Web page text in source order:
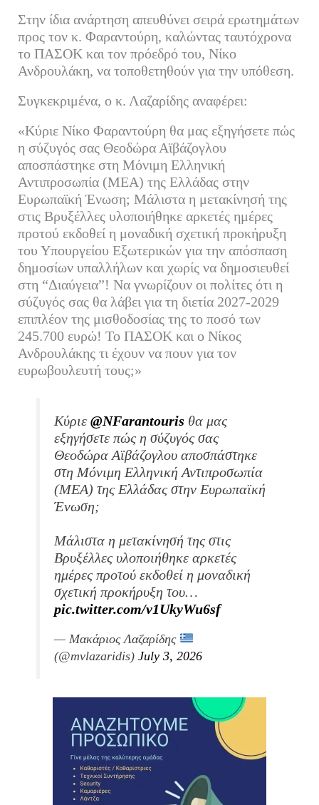
Στην ίδια ανάρτηση απευθύνει σειρά ερωτημάτων
προς τον κ. Φαραντούρη, καλώντας ταυτόχρονα
το ΠΑΣΟΚ και τον πρόεδρό του, Νίκο
Ανδρουλάκη, να τοποθετηθούν για την υπόθεση.
Συγκεκριμένα, ο κ. Λαζαρίδης αναφέρει:
«Κύριε Νίκο Φαραντούρη θα μας εξηγήσετε πώς
η σύζυγός σας Θεοδώρα Αϊβάζογλου
αποσπάστηκε στη Μόνιμη Ελληνική
Αντιπροσωπία (ΜΕΑ) της Ελλάδας στην
Ευρωπαϊκή Ένωση; Μάλιστα η μετακίνησή της
στις Βρυξέλλες υλοποιήθηκε αρκετές ημέρες
προτού εκδοθεί η μοναδική σχετική προκήρυξη
του Υπουργείου Εξωτερικών για την απόσπαση
δημοσίων υπαλλήλων και χωρίς να δημοσιευθεί
στη “Διαύγεια”! Να γνωρίζουν οι πολίτες ότι η
σύζυγός σας θα λάβει για τη διετία 2027-2029
επιπλέον της μισθοδοσίας της το ποσό των
245.700 ευρώ! Το ΠΑΣΟΚ και ο Νίκος
Ανδρουλάκης τι έχουν να πουν για τον
ευρωβουλευτή τους;»
Κύριε@NFarantouris θα μας
εξηγήσετε πώς η σύζυγός σας
Θεοδώρα Αϊβάζογλου αποσπάστηκε
στη Μόνιμη Ελληνική Αντιπροσωπία
(ΜΕΑ) της Ελλάδας στην Ευρωπαϊκή
Ένωση;
Μάλιστα η μετακίνησή της στις
Βρυξέλλες υλοποιήθηκε αρκετές
ημέρες προτού εκδοθεί η μοναδική
σχετική προκήρυξη του…
pic.twitter.com/v1UkyWu6sf
— Μακάριος Λαζαρίδης
(@mvlazaridis)July 3, 2026